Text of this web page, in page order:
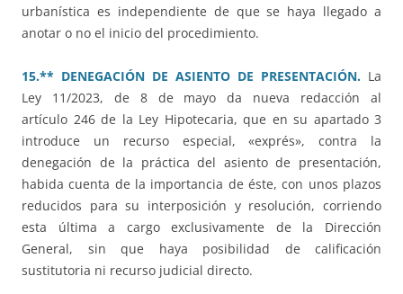
urbanística es independiente de que se haya llegado a
anotar o no el inicio del procedimiento.
15.** DENEGACIÓN DE ASIENTO DE PRESENTACIÓN. La
Ley 11/2023, de 8 de mayo da nueva redacción al
artículo 246 de la Ley Hipotecaria, que en su apartado 3
introduce un recurso especial, «exprés», contra la
denegación de la práctica del asiento de presentación,
habida cuenta de la importancia de éste, con unos plazos
reducidos para su interposición y resolución, corriendo
esta última a cargo exclusivamente de la Dirección
General, sin que haya posibilidad de calificación
sustitutoria ni recurso judicial directo.